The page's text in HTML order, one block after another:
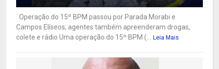
Operação do 15º BPM passou por Parada Morabi e
Campos Elíseos; agentes também apreenderam drogas,
colete e rádio Uma operação do 15º BPM (...
Leia Mais